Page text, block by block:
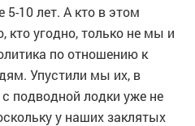
10 лет. А кто в этом
кто угодно, только не мы и
по отношению к
Упустили мы их, в
подводной лодки уже не
у наших заклятых